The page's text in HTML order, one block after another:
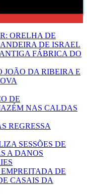
ORELHA DE
DE ISRAEL
FÁBRICA DO
JOÃO DA RIBEIRA E
DE
NAS CALDAS
REGRESSA
SESSÕES DE
A DANOS
DE
CASAIS DA